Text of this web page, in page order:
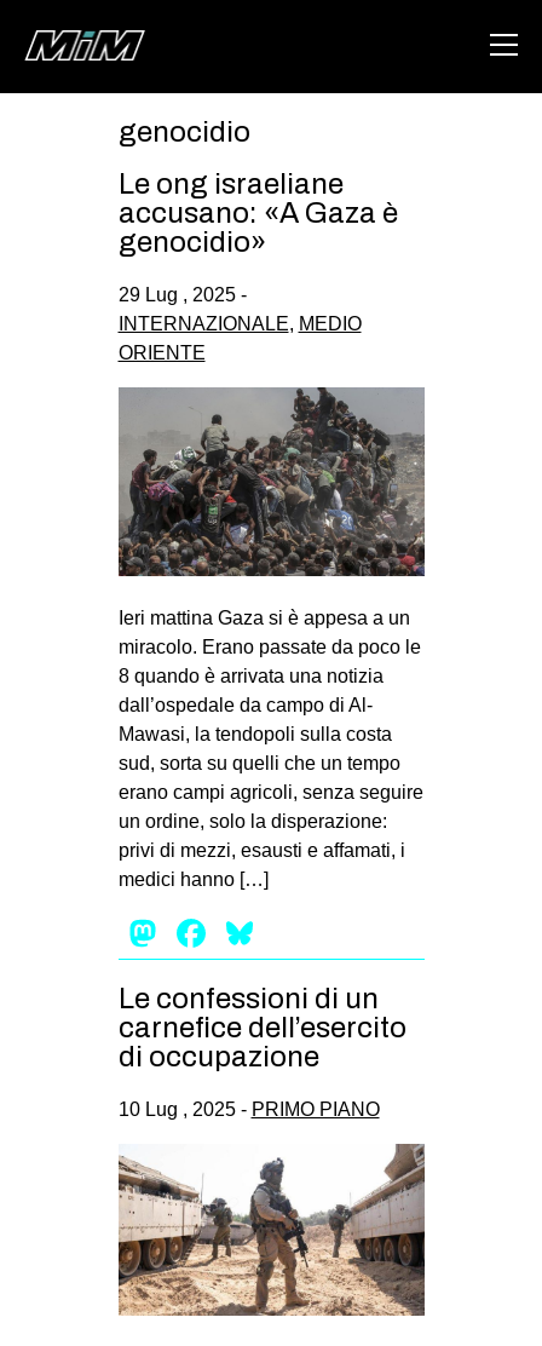
ABOUT
DEGENERAZIONE
GAZA FREESTYLE
CSOA LAMBRETTA
STUDENTI TSUNAMI
ZAM
MILANO
SPAZI
SPORT POPOLARE
MOVIMENTI
AMBIENTE
ANTIFASCISMO
DIRITTO ALL’ABITARE
GENERI
MIGRAZIONI
REPRESSIONE
STUDENTI
CULTURE
CINEMA
MANIFESTI
MUSICA
RECENSIONI
genocidio
Le ong israeliane
accusano: «A Gaza è
genocidio»
29 Lug , 2025 -
INTERNAZIONALE, MEDIO
ORIENTE
Ieri mattina Gaza si è appesa a un
miracolo. Erano passate da poco le
8 quando è arrivata una notizia
dall’ospedale da campo di Al-
Mawasi, la tendopoli sulla costa
sud, sorta su quelli che un tempo
erano campi agricoli, senza seguire
un ordine, solo la disperazione:
privi di mezzi, esausti e affamati, i
medici hanno […]
Mastodon
Facebook
Le confessioni di un
carnefice dell’esercito
di occupazione
10 Lug , 2025 - PRIMO PIANO